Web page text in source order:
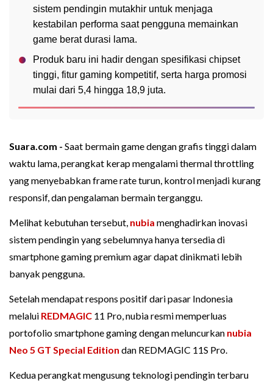
sistem pendingin mutakhir untuk menjaga
kestabilan performa saat pengguna memainkan
game berat durasi lama.
Produk baru ini hadir dengan spesifikasi chipset
tinggi, fitur gaming kompetitif, serta harga promosi
mulai dari 5,4 hingga 18,9 juta.
Suara.com - Saat bermain game dengan grafis tinggi dalam
waktu lama, perangkat kerap mengalami thermal throttling
yang menyebabkan frame rate turun, kontrol menjadi kurang
responsif, dan pengalaman bermain terganggu.
Melihat kebutuhan tersebut, nubia menghadirkan inovasi
sistem pendingin yang sebelumnya hanya tersedia di
smartphone gaming premium agar dapat dinikmati lebih
banyak pengguna.
Setelah mendapat respons positif dari pasar Indonesia
melalui REDMAGIC 11 Pro, nubia resmi memperluas
portofolio smartphone gaming dengan meluncurkan nubia
Neo 5 GT Special Edition dan REDMAGIC 11S Pro.
Kedua perangkat mengusung teknologi pendingin terbaru